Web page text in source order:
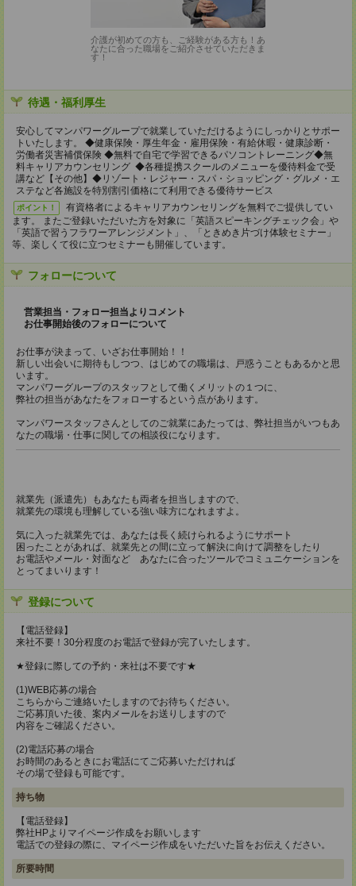
介護が初めての方も、ご経験がある方も！あ
なたに合った職場をご紹介させていただきま
す！
待遇・福利厚生
安心してマンパワーグループで就業していただけるようにしっかりとサポー
トいたします。 ◆健康保険・厚生年金・雇用保険・有給休暇・健康診断・
労働者災害補償保険 ◆無料で自宅で学習できるパソコントレーニング◆無
料キャリアカウンセリング ◆各種提携スクールのメニューを優待料金で受
講など【その他】◆リゾート・レジャー・スパ・ショッピング・グルメ・エ
ステなど各施設を特別割引価格にて利用できる優待サービス
ポイント！
有資格者によるキャリアカウンセリングを無料でご提供してい
ます。 またご登録いただいた方を対象に「英語スピーキングチェック会」や
「英語で習うフラワーアレンジメント」、「ときめき片づけ体験セミナー」
等、楽しくて役に立つセミナーも開催しています。
フォローについて
営業担当・フォロー担当よりコメント
お仕事開始後のフォローについて
お仕事が決まって、いざお仕事開始！！
新しい出会いに期待もしつつ、はじめての職場は、戸惑うこともあるかと思
います。
マンパワーグループのスタッフとして働くメリットの１つに、
弊社の担当があなたをフォローするという点があります。
マンパワースタッフさんとしてのご就業にあたっては、弊社担当がいつもあ
なたの職場・仕事に関しての相談役になります。
就業先（派遣先）もあなたも両者を担当しますので、
就業先の環境も理解している強い味方になれますよ。
気に入った就業先では、あなたは長く続けられるようにサポート
困ったことがあれば、就業先との間に立って解決に向けて調整をしたり
お電話やメール・対面など あなたに合ったツールでコミュニケーションを
とってまいります！
登録について
【電話登録】
来社不要！30分程度のお電話で登録が完了いたします。
★登録に際しての予約・来社は不要です★
(1)WEB応募の場合
こちらからご連絡いたしますのでお待ちください。
ご応募頂いた後、案内メールをお送りしますので
内容をご確認ください。
(2)電話応募の場合
お時間のあるときにお電話にてご応募いただければ
その場で登録も可能です。
持ち物
【電話登録】
弊社HPよりマイページ作成をお願いします
電話での登録の際に、マイページ作成をいただいた旨をお伝えください。
所要時間